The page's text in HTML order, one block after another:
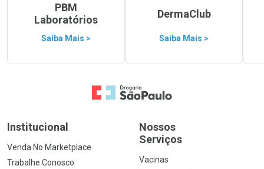
PBM
Laboratórios
Saiba Mais >
DermaClub
Saiba Mais >
Ir para a Home
Institucional
Venda No Marketplace
Trabalhe Conosco
Nossos
Serviços
Vacinas